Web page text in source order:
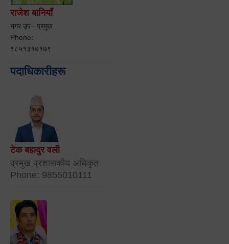
राजेश बानियाँ
नगर उप– प्रमुख
Phone:
९८५१३१७१७९
पदाधिकारीहरू
टेक बहादुर वली
प्रमुख प्रशासकीय अधिकृत
Phone: 9855010111